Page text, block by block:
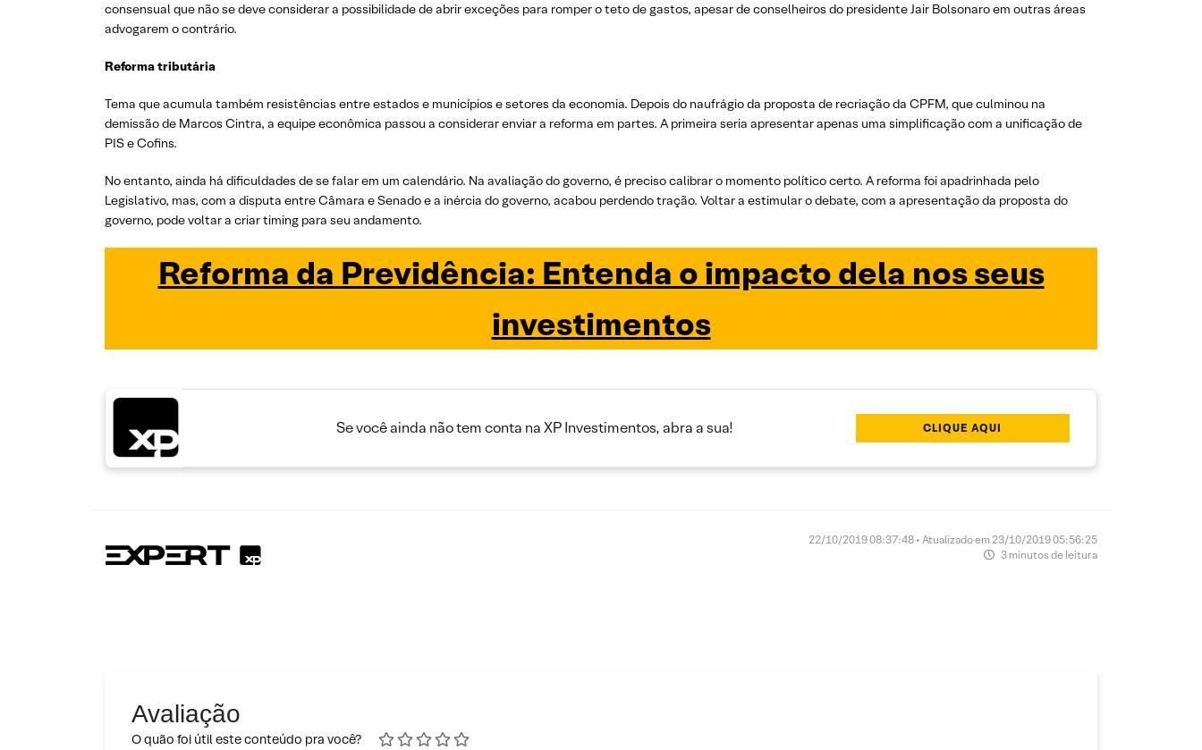
consensual que não se deve considerar a possibilidade de abrir exceções para romper o teto de gastos, apesar de conselheiros do presidente Jair Bolsonaro em outras áreas
advogarem o contrário.
Reforma tributária
Tema que acumula também resistências entre estados e municípios e setores da economia. Depois do naufrágio da proposta de recriação da CPFM, que culminou na
demissão de Marcos Cintra, a equipe econômica passou a considerar enviar a reforma em partes. A primeira seria apresentar apenas uma simplificação com a unificação de
PIS e Cofins.
No entanto, ainda há dificuldades de se falar em um calendário. Na avaliação do governo, é preciso calibrar o momento político certo. A reforma foi apadrinhada pelo
Legislativo, mas, com a disputa entre Câmara e Senado e a inércia do governo, acabou perdendo tração. Voltar a estimular o debate, com a apresentação da proposta do
governo, pode voltar a criar timing para seu andamento.
Reforma da Previdência: Entenda o impacto dela nos seus
investimentos
Se você ainda não tem conta na XP Investimentos, abra a sua! CLIQUE AQUI
22/10/2019 08:37:48 • Atualizado em 23/10/2019 05:56:25
3 minutos de leitura
Avaliação
O quão foi útil este conteúdo pra você?